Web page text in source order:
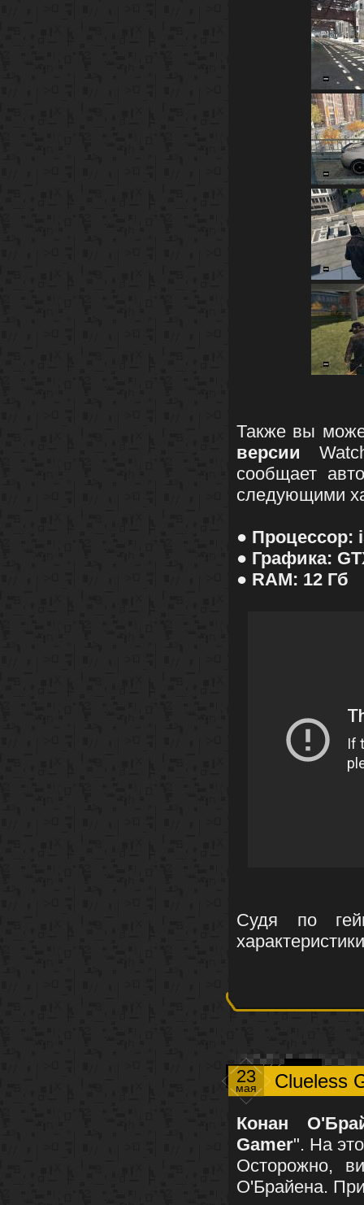
Также вы
версии
сообщает
следующими
● Процессор:
● Графика:
● RAM: 12 Гб
Судя по
23
мая Clueless
Конан
Gamer". На
Осторожно,
О'Брайена.